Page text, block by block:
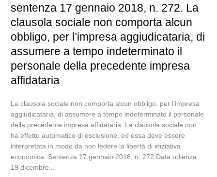
sentenza 17 gennaio 2018, n. 272. La
clausola sociale non comporta alcun
obbligo, per l’impresa aggiudicataria, di
assumere a tempo indeterminato il
personale della precedente impresa
affidataria
La clausola sociale non comporta alcun obbligo, per l’impresa
aggiudicataria, di assumere a tempo indeterminato il personale
della precedente impresa affidataria. La clausola sociale non
ha effetto automatico di esclusione, ed essa deve essere
interpretata in modo da non ledere la libertà di iniziativa
economica. Sentenza 17 gennaio 2018, n. 272 Data udienza
19 dicembre...